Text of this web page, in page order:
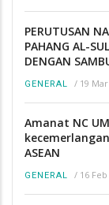
PERUTUSAN
PAHANG AL-
DENGAN
GENERAL / 19
Amanat NC
ASEAN
GENERAL / 16